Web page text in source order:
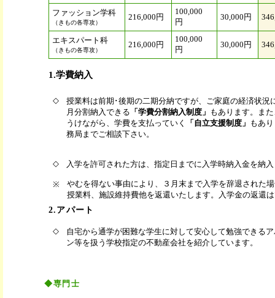
ファッション学科
（きもの各専攻）
216,000円
100,000
円
30,000円
エキスパート科
（きもの各専攻）
216,000円
100,000
円
30,000円
1.学費納入
◇
授業料は前期･後期の二期分納ですが、ご家庭の経済状況
月分割納入できる 「学費分割納入制度」 もあります。ま
うけながら、学費を支払っていく
「自立支援制度」 もあ
務局までご相談下さい。
◇ 入学を許可された方は、指定日までに入学時納入金を納
※
やむを得ない事由により、３月末まで入学を辞退された
授業料、施設維持費他を返還いたします。入学金の返還
2.アパート
◇
自宅から通学が困難な学生に対して安心して勉強できる
ン等を扱う学校指定の不動産会社を紹介しています。
◆専門士